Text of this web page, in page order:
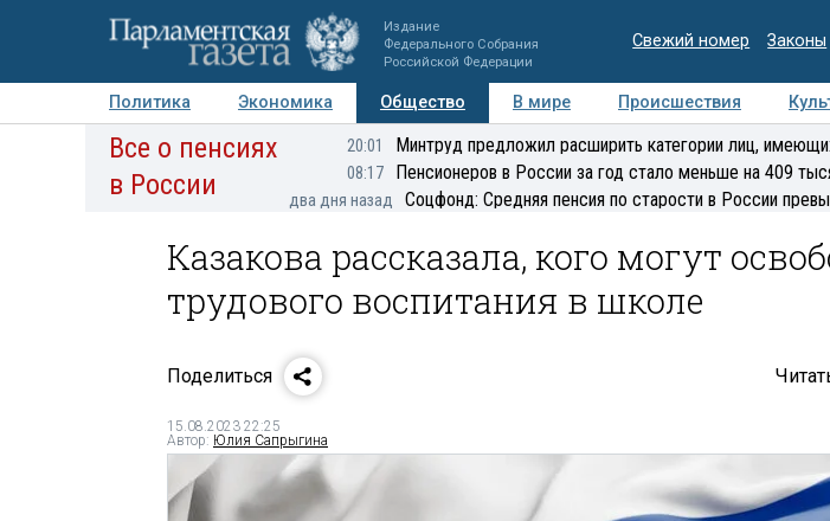
Издание
Федерального Собрания
Российской Федерации
Свежий номер Законы
Политика Экономика Общество В мире Происшествия
Авторы Персоны Мнения Регионы Медиацентр Интервью
Все о пенсиях
в России
20:01 Минтруд предложил расширить категории лиц,
08:17 Пенсионеров в России за год стало меньше на 409
два дня назад Соцфонд: Средняя пенсия по старости в России
Казакова рассказала, кого могут
трудового воспитания в школе
Поделиться
15.08.2023 22:25
Автор: Юлия Сапрыгина